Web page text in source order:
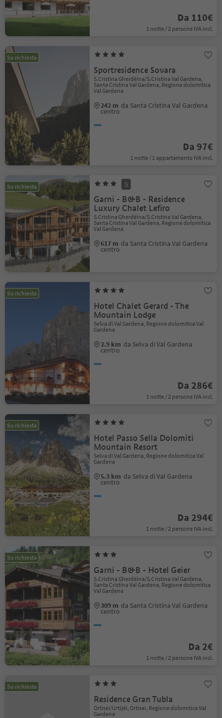
Da 110€
1 notte / 2 persone IVA incl.
Su richiesta
Sportresidence Sovara
S.Cristina Gherdëina/S.Cristina Val Gardena,
Santa Cristina Val Gardena, Regione dolomitica
Val Gardena
242 m da Santa Cristina Val Gardena
centro
Da 97€
1 notte / 1 appartamento IVA incl.
Su richiesta S
Garni - B&B - Residence
Luxury Chalet Lefiro
S.Cristina Gherdëina/S.Cristina Val Gardena,
Santa Cristina Val Gardena, Regione dolomitica
Val Gardena
617 m da Santa Cristina Val Gardena
centro
Su richiesta
Hotel Chalet Gerard - The
Mountain Lodge
Selva di Val Gardena, Regione dolomitica Val
Gardena
2.9 km da Selva di Val Gardena
centro
Da 286€
1 notte / 2 persone IVA incl.
Su richiesta
Hotel Passo Sella Dolomiti
Mountain Resort
Selva di Val Gardena, Regione dolomitica Val
Gardena
5.3 km da Selva di Val Gardena
centro
Da 294€
1 notte / 2 persone IVA incl.
Su richiesta
Garni - B&B - Hotel Geier
S.Cristina Gherdëina/S.Cristina Val Gardena,
Santa Cristina Val Gardena, Regione dolomitica
Val Gardena
309 m da Santa Cristina Val Gardena
centro
Da 2€
1 notte / 2 persone IVA incl.
Su richiesta
Residence Gran Tubla
Ortisei/Urtijëi, Ortisei, Regione dolomitica Val
Gardena